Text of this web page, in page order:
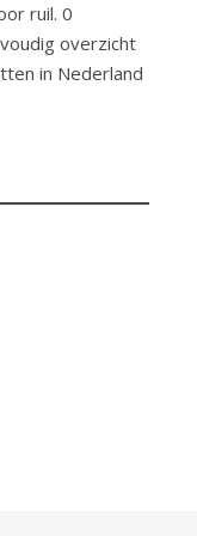
ruil. 0
overzicht
in Nederland